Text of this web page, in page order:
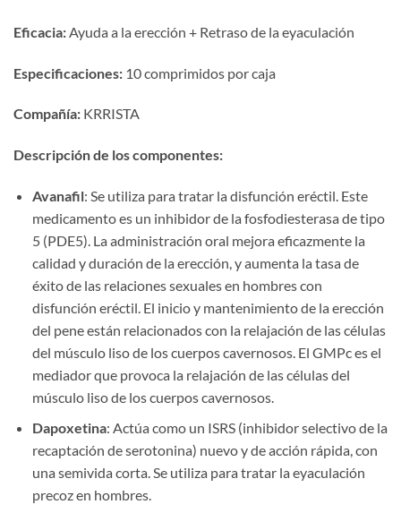
Eficacia:​ ​ Ayuda a la erección + Retraso de la eyaculación
Especificaciones:​ ​ 10 comprimidos por caja
Compañía:​ ​ KRRISTA
Descripción de los componentes:​
Avanafil: Se utiliza para tratar la disfunción eréctil. Este
medicamento es un inhibidor de la fosfodiesterasa de tipo
5 (PDE5). La administración oral mejora eficazmente la
calidad y duración de la erección, y aumenta la tasa de
éxito de las relaciones sexuales en hombres con
disfunción eréctil. El inicio y mantenimiento de la erección
del pene están relacionados con la relajación de las células
del músculo liso de los cuerpos cavernosos. El GMPc es el
mediador que provoca la relajación de las células del
músculo liso de los cuerpos cavernosos.
Dapoxetina: Actúa como un ISRS (inhibidor selectivo de la
recaptación de serotonina) nuevo y de acción rápida, con
una semivida corta. Se utiliza para tratar la eyaculación
precoz en hombres.